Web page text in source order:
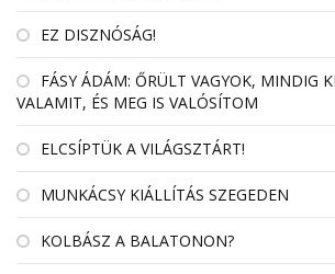
EZ DISZNÓSÁG!
FÁSY ÁDÁM: ŐRÜLT VAGYOK, MINDIG
VALAMIT, ÉS MEG IS VALÓSÍTOM
ELCSÍPTÜK A VILÁGSZTÁRT!
MUNKÁCSY KIÁLLÍTÁS SZEGEDEN
KOLBÁSZ A BALATONON?